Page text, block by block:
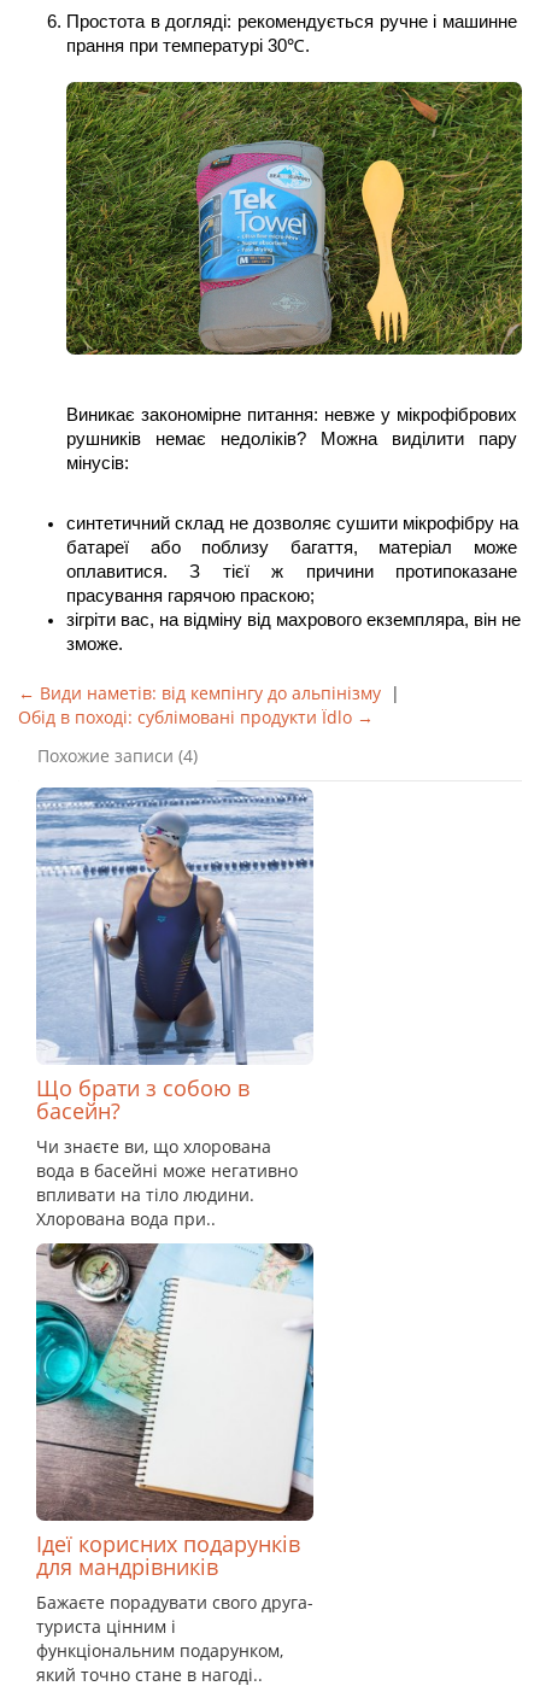
Простота в догляді: рекомендується ручне і машинне
прання при температурі 30℃.
Виникає закономірне питання: невже у мікрофібрових
рушників немає недоліків? Можна виділити пару
мінусів:
синтетичний склад не дозволяє сушити мікрофібру на
батареї або поблизу багаття, матеріал може
оплавитися. З тієї ж причини протипоказане
прасування гарячою праскою;
зігріти вас, на відміну від махрового екземпляра, він не
зможе.
← Види наметів: від кемпінгу до альпінізму |
Обід в поході: сублімовані продукти Їdlo →
Похожие записи (4)
Що брати з собою в
басейн?
Чи знаєте ви, що хлорована
вода в басейні може негативно
впливати на тіло людини.
Хлорована вода при..
Ідеї корисних подарунків
для мандрівників
Бажаєте порадувати свого друга-
туриста цінним і
функціональним подарунком,
який точно стане в нагоді..